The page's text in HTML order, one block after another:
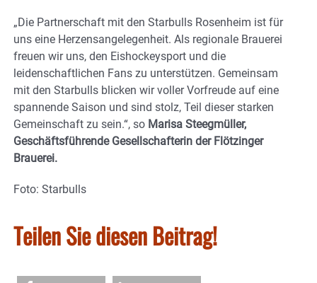
„Die Partnerschaft mit den Starbulls Rosenheim ist für
uns eine Herzensangelegenheit. Als regionale Brauerei
freuen wir uns, den Eishockeysport und die
leidenschaftlichen Fans zu unterstützen. Gemeinsam
mit den Starbulls blicken wir voller Vorfreude auf eine
spannende Saison und sind stolz, Teil dieser starken
Gemeinschaft zu sein.“, so Marisa Steegmüller,
Geschäftsführende Gesellschafterin der Flötzinger
Brauerei.
Foto: Starbulls
Teilen Sie diesen Beitrag!